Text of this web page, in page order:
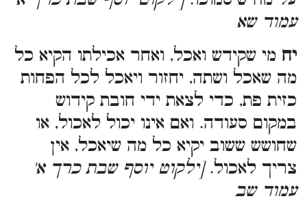
עמוד שא
יח מי שקידש ואכל, ואחר אכילתו הקיא כל
מה שאכל ושתה, יחזור ויאכל לכל הפחות
כזית פת, כדי לצאת ידי חובת קידוש
במקום סעודה. ואם אינו יכול לאכול, או
שחושש ששוב יקיא כל מה שיאכל, אין
צריך לאכול.[ילקוט יוסף שבת כרך א'
עמוד שב